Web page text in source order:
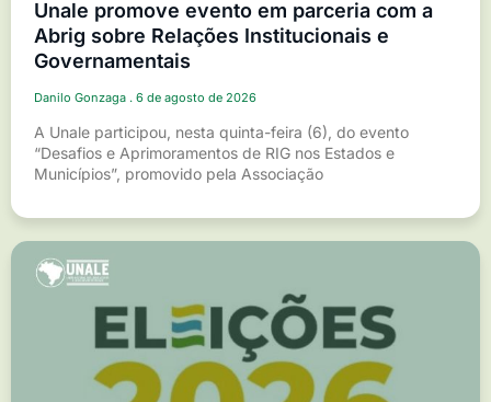
Unale promove evento em parceria com a
Abrig sobre Relações Institucionais e
Governamentais
Danilo Gonzaga 6 de agosto de 2026
A Unale participou, nesta quinta-feira (6), do evento
“Desafios e Aprimoramentos de RIG nos Estados e
Municípios”, promovido pela Associação